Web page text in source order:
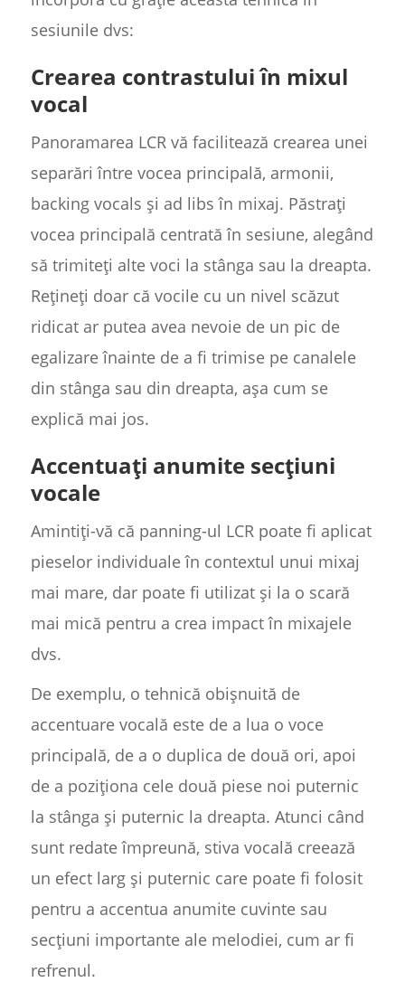
sesiunile dvs:
Crearea contrastului în mixul
vocal
Panoramarea LCR vă facilitează crearea unei
separări între vocea principală, armonii,
backing vocals și ad libs în mixaj. Păstrați
vocea principală centrată în sesiune, alegând
să trimiteți alte voci la stânga sau la dreapta.
Rețineți doar că vocile cu un nivel scăzut
ridicat ar putea avea nevoie de un pic de
egalizare înainte de a fi trimise pe canalele
din stânga sau din dreapta, așa cum se
explică mai jos.
Accentuați anumite secțiuni
vocale
Amintiți-vă că panning-ul LCR poate fi aplicat
pieselor individuale în contextul unui mixaj
mai mare, dar poate fi utilizat și la o scară
mai mică pentru a crea impact în mixajele
dvs.
De exemplu, o tehnică obișnuită de
accentuare vocală este de a lua o voce
principală, de a o duplica de două ori, apoi
de a poziționa cele două piese noi puternic
la stânga și puternic la dreapta. Atunci când
sunt redate împreună, stiva vocală creează
un efect larg și puternic care poate fi folosit
pentru a accentua anumite cuvinte sau
secțiuni importante ale melodiei, cum ar fi
refrenul.